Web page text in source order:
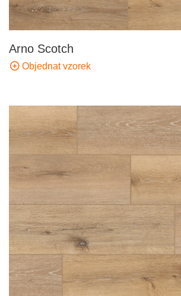
Arno Scotch
Objednat vzorek